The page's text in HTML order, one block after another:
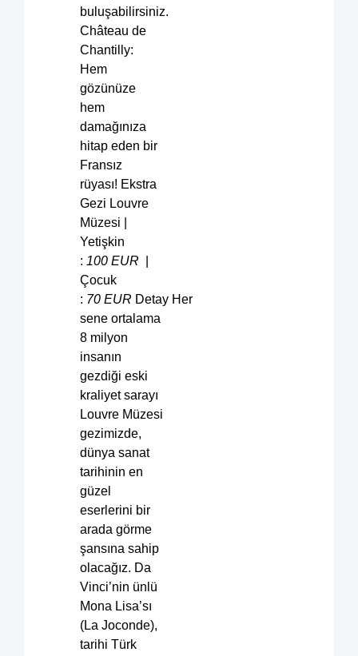
buluşabilirsiniz.
Château de
Chantilly:
Hem
gözünüze
hem
damağınıza
hitap eden bir
Fransız
rüyası! Ekstra
Gezi Louvre
Müzesi |
Yetişkin
: 100 EUR
Çocuk
: 70 EUR Detay Her
sene ortalama
8 milyon
insanın
gezdiği eski
kraliyet sarayı
Louvre Müzesi
gezimizde,
dünya sanat
tarihinin en
güzel
eserlerini bir
arada görme
şansına sahip
olacağız. Da
Vinci’nin ünlü
Mona Lisa’sı
(La Joconde),
tarihi Türk